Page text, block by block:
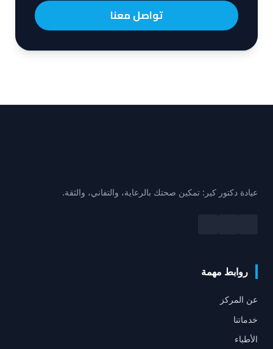
تواصل معنا
عيادة دكتور كير: تمكين صحتك بالرعاية، والتفاني، والثقة.
روابط مهمة
عن المركز
خدماتنا
الأطباء